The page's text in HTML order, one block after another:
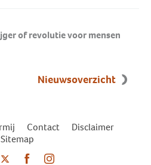
of revolutie voor mensen
Nieuwsoverzicht
Contact Disclaimer
Sitemap